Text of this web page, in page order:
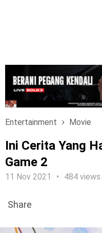
Entertainment Movie
Ini Cerita Yang
Game 2
11 Nov 2021 484 views
Share